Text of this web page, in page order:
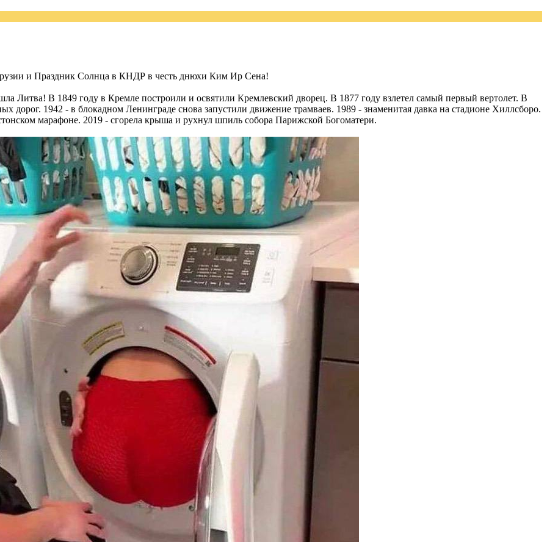
и Праздник Солнца в КНДР в честь днюхи Ким Ир Сена!
Литва! В 1849 году в Кремле построили и освятили Кремлевский дворец. В 1877 году взлетел самый первый вертолет. В
1942 - в блокадном Ленинграде снова запустили движение трамваев. 1989 - знаменитая давка на стадионе Хиллсборо.
марафоне. 2019 - сгорела крыша и рухнул шпиль собора Парижской Богоматери.